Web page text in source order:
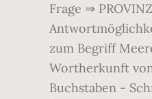
Frage ⇒
zum Begriff
Wortherkunft
Buchstaben -